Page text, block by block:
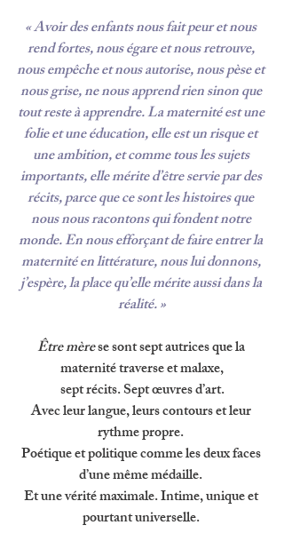
« Avoir des enfants nous fait peur et nous
rend fortes, nous égare et nous retrouve,
nous empêche et nous autorise, nous pèse et
nous grise, ne nous apprend rien sinon que
tout reste à apprendre. La maternité est une
folie et une éducation, elle est un risque et
une ambition, et comme tous les sujets
importants, elle mérite d’être servie par des
récits, parce que ce sont les histoires que
nous nous racontons qui fondent notre
monde. En nous efforçant de faire entrer la
maternité en littérature, nous lui donnons,
j’espère, la place qu’elle mérite aussi dans la
réalité. »
Être mère se sont sept autrices que la
maternité traverse et malaxe,
sept récits. Sept œuvres d’art.
Avec leur langue, leurs contours et leur
rythme propre.
Poétique et politique comme les deux faces
d’une même médaille.
Et une vérité maximale. Intime, unique et
pourtant universelle.